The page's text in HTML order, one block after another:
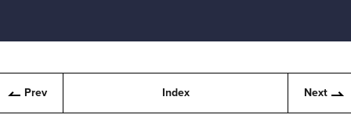
Prev Index Next